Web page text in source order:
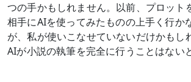
つの手かもしれません。以前、プロット
相手にAIを使ってみたものの上手く行か
が、私が使いこなせていないだけかもし
AIが小説の執筆を完全に行うことはない